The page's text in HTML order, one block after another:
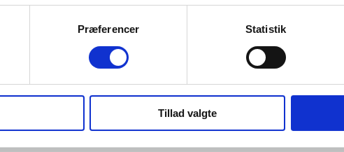
Præferencer Statistik
Tillad valgte